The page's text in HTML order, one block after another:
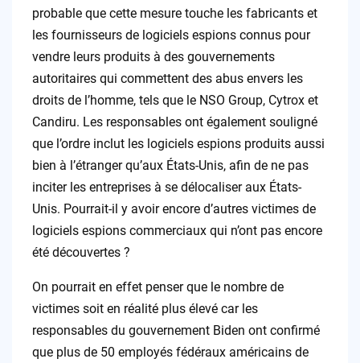
probable que cette mesure touche les fabricants et
les fournisseurs de logiciels espions connus pour
vendre leurs produits à des gouvernements
autoritaires qui commettent des abus envers les
droits de l’homme, tels que le NSO Group, Cytrox et
Candiru. Les responsables ont également souligné
que l’ordre inclut les logiciels espions produits aussi
bien à l’étranger qu’aux États-Unis, afin de ne pas
inciter les entreprises à se délocaliser aux États-
Unis. Pourrait-il y avoir encore d’autres victimes de
logiciels espions commerciaux qui n’ont pas encore
été découvertes ?
On pourrait en effet penser que le nombre de
victimes soit en réalité plus élevé car les
responsables du gouvernement Biden ont confirmé
que plus de 50 employés fédéraux américains de